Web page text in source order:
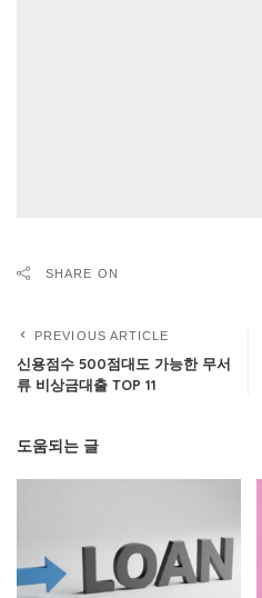
SHARE ON
PREVIOUS ARTICLE
신용점수 500점대도 가능한 무서
류 비상금대출 TOP 11
도움되는 글